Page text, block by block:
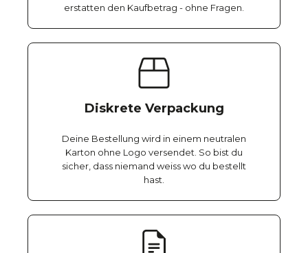
erstatten den Kaufbetrag - ohne Fragen.
Diskrete Verpackung
Deine Bestellung wird in einem neutralen
Karton ohne Logo versendet. So bist du
sicher, dass niemand weiss wo du bestellt
hast.